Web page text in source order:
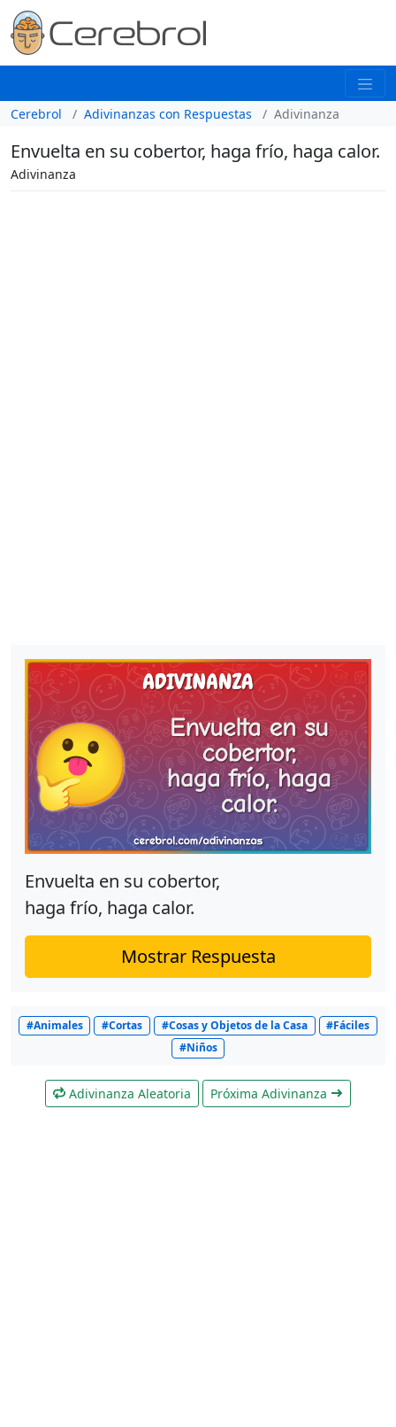
Cerebrol Adivinanzas con Respuestas Adivinanza
Envuelta en su cobertor, haga frío, haga calor.
Adivinanza
Envuelta en su cobertor,
haga frío, haga calor.
Mostrar Respuesta
#Animales #Cortas #Cosas y Objetos de la Casa
#Fáciles
#Niños
Adivinanza Aleatoria Próxima Adivinanza